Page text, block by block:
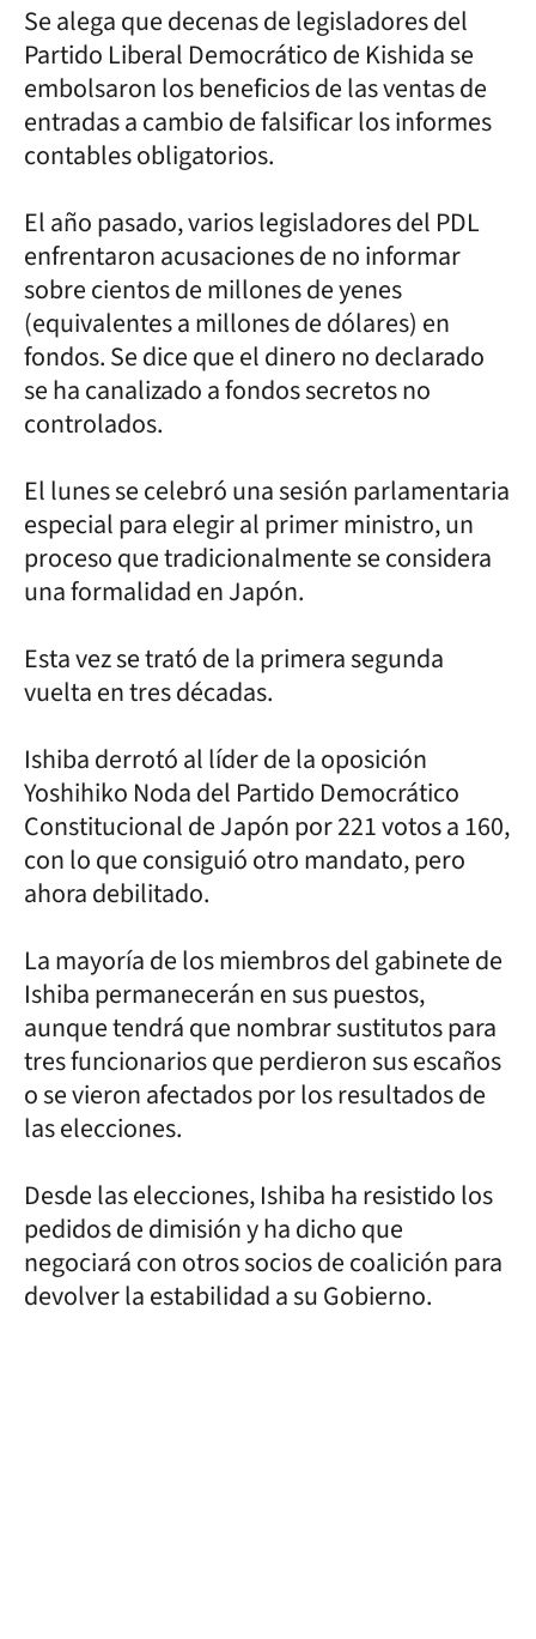
Se alega que decenas de legisladores del
Partido Liberal Democrático de Kishida se
embolsaron los beneficios de las ventas de
entradas a cambio de falsificar los informes
contables obligatorios.
El año pasado, varios legisladores del PDL
enfrentaron acusaciones de no informar
sobre cientos de millones de yenes
(equivalentes a millones de dólares) en
fondos. Se dice que el dinero no declarado
se ha canalizado a fondos secretos no
controlados.
El lunes se celebró una sesión parlamentaria
especial para elegir al primer ministro, un
proceso que tradicionalmente se considera
una formalidad en Japón.
Esta vez se trató de la primera segunda
vuelta en tres décadas.
Ishiba derrotó al líder de la oposición
Yoshihiko Noda del Partido Democrático
Constitucional de Japón por 221 votos a 160,
con lo que consiguió otro mandato, pero
ahora debilitado.
La mayoría de los miembros del gabinete de
Ishiba permanecerán en sus puestos,
aunque tendrá que nombrar sustitutos para
tres funcionarios que perdieron sus escaños
o se vieron afectados por los resultados de
las elecciones.
Desde las elecciones, Ishiba ha resistido los
pedidos de dimisión y ha dicho que
negociará con otros socios de coalición para
devolver la estabilidad a su Gobierno.